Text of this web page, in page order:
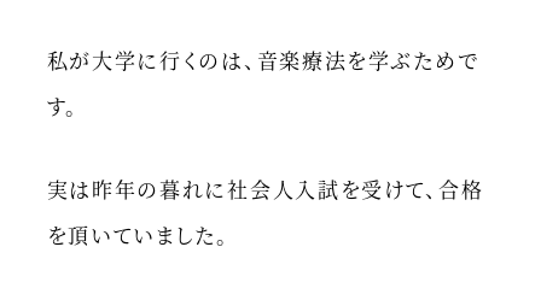
私が大学に行くのは、音楽療法を学ぶためで
す。
実は昨年の暮れに社会人入試を受けて、合格
を頂いていました。